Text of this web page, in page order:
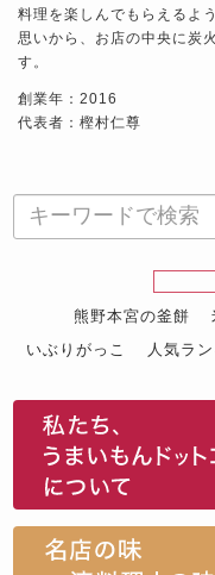
料理を楽しんでもらえるよ
思いから、お店の中央に炭
す。
創業年：2016
代表者：樫村仁尊
熊野本宮の釜餅
いぶりがっこ
人気ラ